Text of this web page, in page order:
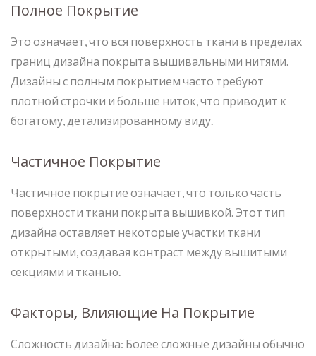
Полное Покрытие
Это означает, что вся поверхность ткани в пределах
границ дизайна покрыта вышивальными нитями.
Дизайны с полным покрытием часто требуют
плотной строчки и больше ниток, что приводит к
богатому, детализированному виду.
Частичное Покрытие
Частичное покрытие означает, что только часть
поверхности ткани покрыта вышивкой. Этот тип
дизайна оставляет некоторые участки ткани
открытыми, создавая контраст между вышитыми
секциями и тканью.
Факторы, Влияющие На Покрытие
Сложность дизайна: Более сложные дизайны обычно